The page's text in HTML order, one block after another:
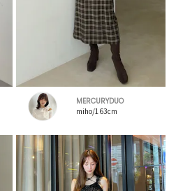
MERCURYDUO
miho/163cm